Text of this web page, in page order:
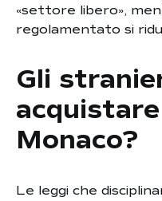
«settore libero»,
regolamentato si
Gli
Monaco?
Le leggi che